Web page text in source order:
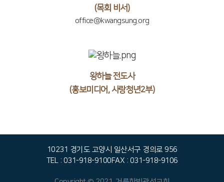
(목회 비서)
office@kwangsung.org
왕하늘 전도사
(홍보미디어, 사랑청년2부)
10231 경기도 고양시 일산서구 경의로 956
TEL : 031-918-9100FAX : 031-918-9106